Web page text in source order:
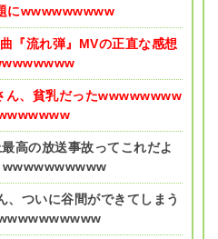
にwwwwwwwww
『流れ弾』MVの正直な感想
ん、貧乳だったwwwwwwww
最高の放送事故ってこれだよ
wwwwwwwwww
、ついに谷間ができてしまう